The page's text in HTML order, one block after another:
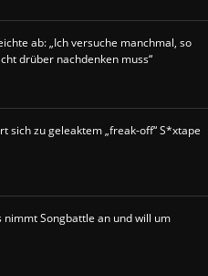
ab: „Ich versuche manchmal, so
drüber nachdenken muss“
sich zu geleaktem „freak-off“ S*xtape
nimmt Songbattle an und will um